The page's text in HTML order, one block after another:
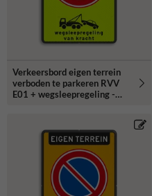
Verkeersbord eigen terrein
verboden te parkeren RVV
E01 + wegsleepregeling -